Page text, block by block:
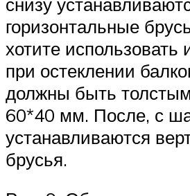
горизонтальные
хотите использовать
при остеклении
должны быть
60*40 мм. После, с
устанавливаются
брусья.